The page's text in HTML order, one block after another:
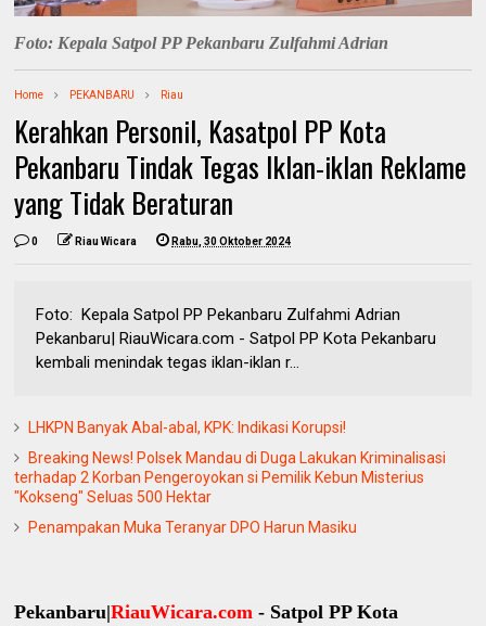
Foto: Kepala Satpol PP Pekanbaru Zulfahmi Adrian
Home PEKANBARU Riau
Kerahkan Personil, Kasatpol PP Kota
Pekanbaru Tindak Tegas Iklan-iklan Reklame
yang Tidak Beraturan
0 Riau Wicara Rabu, 30 Oktober 2024
Foto: Kepala Satpol PP Pekanbaru Zulfahmi Adrian
Pekanbaru| RiauWicara.com - Satpol PP Kota Pekanbaru
kembali menindak tegas iklan-iklan r...
LHKPN Banyak Abal-abal, KPK: Indikasi Korupsi!
Breaking News! Polsek Mandau di Duga Lakukan Kriminalisasi
terhadap 2 Korban Pengeroyokan si Pemilik Kebun Misterius
"Kokseng" Seluas 500 Hektar
Penampakan Muka Teranyar DPO Harun Masiku
Pekanbaru|RiauWicara.com - Satpol PP Kota